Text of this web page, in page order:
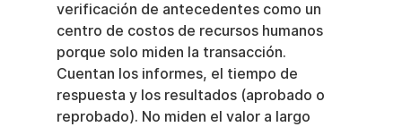
verificación de antecedentes como un
centro de costos de recursos humanos
porque solo miden la transacción.
Cuentan los informes, el tiempo de
respuesta y los resultados (aprobado o
reprobado). No miden el valor a largo